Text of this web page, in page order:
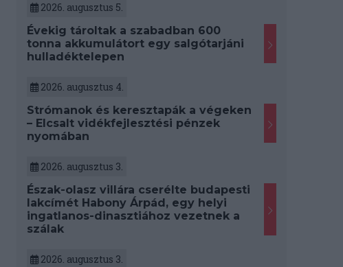
2026. augusztus 5.
Évekig tároltak a szabadban 600
tonna akkumulátort egy salgótarjáni
hulladéktelepen
2026. augusztus 4.
Strómanok és keresztapák a végeken
– Elcsalt vidékfejlesztési pénzek
nyomában
2026. augusztus 3.
Észak-olasz villára cserélte budapesti
lakcímét Habony Árpád, egy helyi
ingatlanos-dinasztiához vezetnek a
szálak
2026. augusztus 3.